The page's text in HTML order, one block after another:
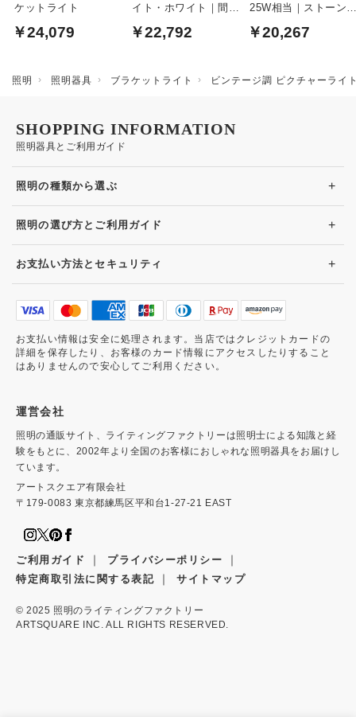
ケットライト
￥24,079
イト・ホワイト｜間接
￥22,792
25W相当｜ストーン
￥20,267
照明 照明器具 ブラケットライト ビンテージ調 ピクチャーライ
照明器具とご利用ガイド
SHOPPING INFORMATION
照明の種類から選ぶ +
照明の選び方とご利用ガイド +
お支払い方法とセキュリティ +
お支払い情報は安全に処理されます。当店ではクレジットカードの
詳細を保存したり、お客様のカード情報にアクセスしたりすること
はありませんので安心してご利用ください。
運営会社
照明の通販サイト、ライティングファクトリーは照明士による知識と経
験をもとに、2002年より全国のお客様におしゃれな照明器具をお届けし
ています。
アートスクエア有限会社
〒179-0083 東京都練馬区平和台1-27-21 EAST
ご利用ガイド ｜ プライバシーポリシー ｜
特定商取引法に関する表記 ｜ サイトマップ
© 2025 照明のライティングファクトリー
ARTSQUARE INC. ALL RIGHTS RESERVED.